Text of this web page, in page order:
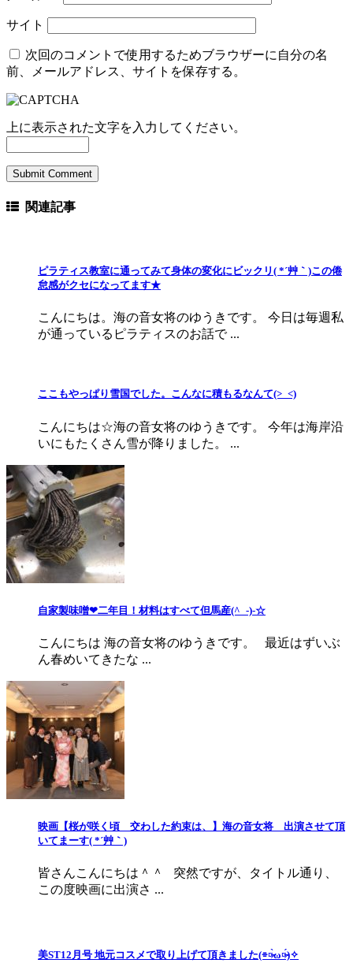
サイト
次回のコメントで使用するためブラウザーに自分の名
前、メールアドレス、サイトを保存する。
上に表示された文字を入力してください。
関連記事
ピラティス教室に通ってみて身体の変化にビックリ( *´艸｀)この倦
怠感がクセになってます★
こんにちは。海の音女将のゆうきです。 今日は毎週私
が通っているピラティスのお話で ...
ここもやっぱり雪国でした。こんなに積もるなんて(>_<)
こんにちは☆海の音女将のゆうきです。 今年は海岸沿
いにもたくさん雪が降りました。 ...
自家製味噌❤二年目！材料はすべて但馬産(^_-)-☆
こんにちは 海の音女将のゆうきです。 最近はずいぶ
ん春めいてきたな ...
映画【桜が咲く頃 交わした約束は、】海の音女将 出演させて頂
いてまーす( *´艸｀)
皆さんこんにちは＾＾ 突然ですが、タイトル通り、
この度映画に出演さ ...
美ST12月号 地元コスメで取り上げて頂きました(⌯︎¤̴̶̷̀ω¤̴̶̷́)✧︎